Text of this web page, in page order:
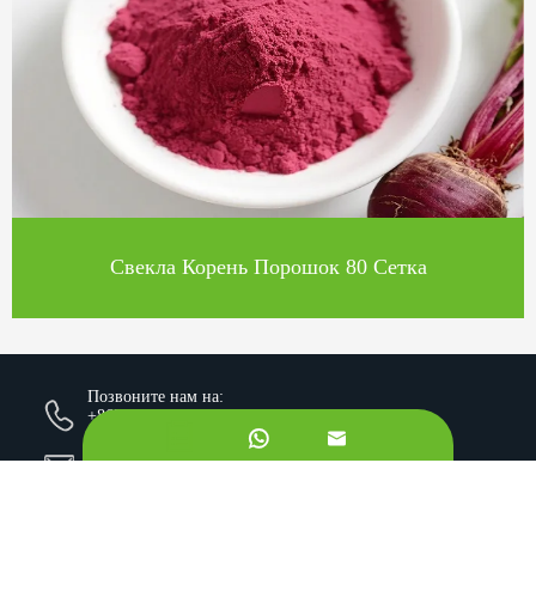
Свекла Корень Порошок 80 Сетка
Позвоните нам на:
+862981113831
Напишите нам по электронной почте:
 